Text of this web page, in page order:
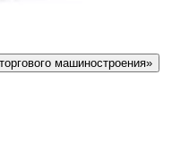
машиностроения»